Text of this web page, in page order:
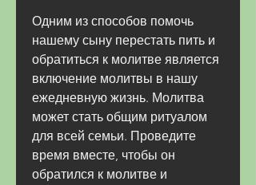
Одним из способов помочь
нашему сыну перестать пить и
обратиться к молитве является
включение молитвы в нашу
ежедневную жизнь. Молитва
может стать общим ритуалом
для всей семьи. Проведите
время вместе, чтобы он
обратился к молитве и